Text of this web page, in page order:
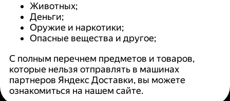
Животных;
Деньги;
Оружие и наркотики;
Опасные вещества и другое;
С полным перечнем предметов и товаров,
которые нельзя отправлять в машинах
партнеров Яндекс Доставки, вы можете
ознакомиться на нашем сайте.